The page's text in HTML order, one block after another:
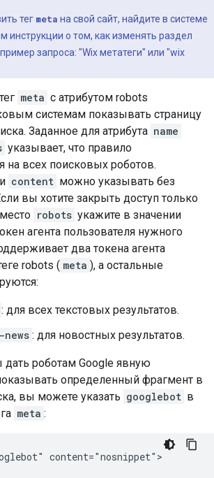
тег meta на свой сайт, найдите в системе
инструкции о том, как изменять раздел
запроса: "Wix метатеги" или "wix
meta с атрибутом robots
системам показывать страницу
Заданное для атрибута name
указывает, что правило
на всех поисковых роботов.
и content можно указывать без
вы хотите закрыть доступ только
robots укажите в значении
агента пользователя нужного
два токена агента
robots ( meta ), а остальные
: для всех текстовых результатов.
: для новостных результатов.
дать роботам Google явную
определенный фрагмент в
вы можете указать googlebot в
meta :
content="nosnippet">